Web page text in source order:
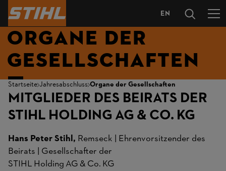
EN
ORGANE DER
GESELLSCHAFTEN
Startseite Jahresabschluss Organe der Gesellschaften
MITGLIEDER DES BEIRATS DER
STIHL HOLDING AG & CO. KG
Hans Peter Stihl, Remseck | Ehrenvorsitzender des
Beirats | Gesellschafter der
STIHL Holding AG & Co. KG